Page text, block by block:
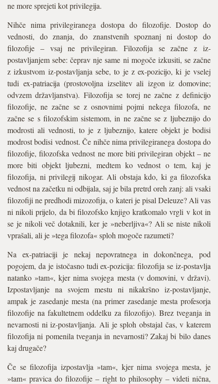
ne more sprejeti kot privilegija.
Nihče nima privilegiranega dostopa do filozofije. Dostop do
vednosti, do znanja, do znanstvenih spoznanj ni dostop do
filozofije – vsaj ne privilegiran. Filozofija se začne z iz-
postavljanjem sebe: čeprav nje same ni mogoče izkusiti, se začne
z izkustvom iz-postavljanja sebe, to je z ex-pozicijo, ki je vselej
tudi ex-patriacija (prostovoljna izselitev ali izgon iz domovine;
odvzem državljanstva). Filozofija se torej ne začne z definicijo
filozofije, ne začne se z osnovnimi pojmi nekega filozofa, ne
začne se s filozofskim sistemom, in ne začne se z ljubeznijo do
modrosti ali vednosti, to je z ljubeznijo, katere objekt je bodisi
modrost bodisi vednost. Če nihče nima privilegiranega dostopa do
filozofije, filozofska vednost ne more biti privilegiran objekt – ne
more biti objekt ljubezni, medtem ko vednost o tem, kaj je
filozofija, ni privilegij nikogar. Ali obstaja kdo, ki ga filozofska
vednost na začetku ni odbijala, saj je bila pretrd oreh zanj: ali vsaki
filozofiji ne predhodi mizozofija, o kateri je pisal Deleuze? Ali vas
ni nikoli prijelo, da bi filozofsko knjigo kratkomalo vrgli v kot in
se je nikoli več dotaknili, ker je »neberljiva«? Ali se niste nikoli
vprašali, ali je »tega filozofa« sploh mogoče razumeti?
Na ex-patriaciji je nekaj nepovratnega in dokončnega, pod
pogojem, da je istočasno tudi ex-pozicija: filozofija se iz-postavlja
natanko »tam«, kjer nima svojega mesta (v domovini, v državi).
Izpostavljanje na svojem mestu ni nikakršno iz-postavljanje,
ampak je zasedanje mesta (na primer zasedanje mesta profesorja
filozofije na fakultetnem oddelku za filozofijo). Brez tveganja in
nevarnosti ni iz-postavljanja. Ali je sploh obstajal čas, v katerem
filozofija ni pomenila tveganja in nevarnosti? Zakaj bi bilo danes
kaj drugače?
Če se filozofija izpostavlja »tam«, kjer nima svojega mesta, je
»tam« pravica do filozofije – right to philosophy – videti nična,